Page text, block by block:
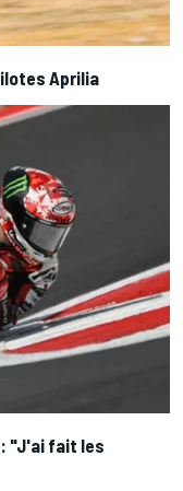
Aprilia
"J'ai fait les